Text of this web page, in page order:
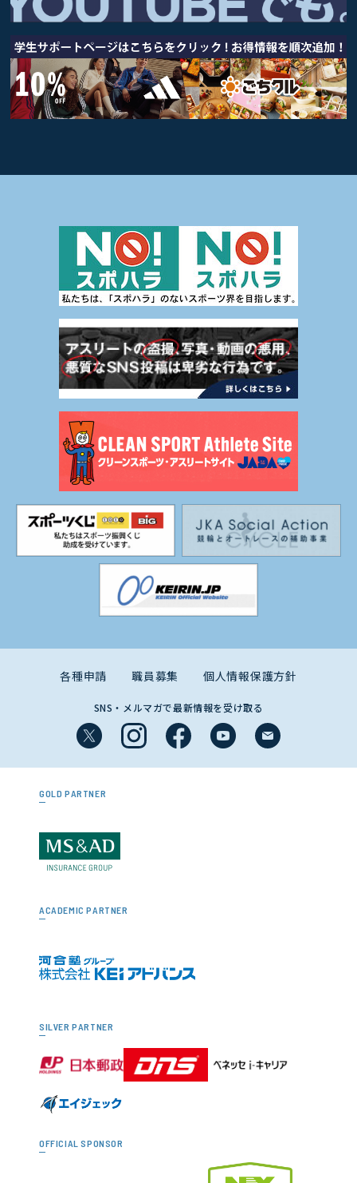
各種申請 職員募集 個人情報保護方針
SNS・メルマガで最新情報を受け取る
GOLD PARTNER
ACADEMIC PARTNER
SILVER PARTNER
OFFICIAL SPONSOR